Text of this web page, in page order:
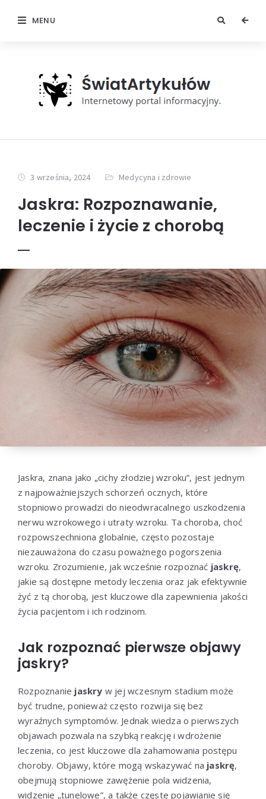
MENU
3 września, 2024 Medycyna i zdrowie
Jaskra: Rozpoznawanie,
leczenie i życie z chorobą
Jaskra, znana jako „cichy złodziej wzroku”, jest jednym
z najpoważniejszych schorzeń ocznych, które
stopniowo prowadzi do nieodwracalnego uszkodzenia
nerwu wzrokowego i utraty wzroku. Ta choroba, choć
rozpowszechniona globalnie, często pozostaje
niezauważona do czasu poważnego pogorszenia
wzroku. Zrozumienie, jak wcześnie rozpoznać jaskrę,
jakie są dostępne metody leczenia oraz jak efektywnie
żyć z tą chorobą, jest kluczowe dla zapewnienia jakości
życia pacjentom i ich rodzinom.
Jak rozpoznać pierwsze objawy
jaskry?
Rozpoznanie jaskry w jej wczesnym stadium może
być trudne, ponieważ często rozwija się bez
wyraźnych symptomów. Jednak wiedza o pierwszych
objawach pozwala na szybką reakcję i wdrożenie
leczenia, co jest kluczowe dla zahamowania postępu
choroby. Objawy, które mogą wskazywać na jaskrę,
obejmują stopniowe zawężenie pola widzenia,
widzenie „tunelowe”, a także częste pojawianie się